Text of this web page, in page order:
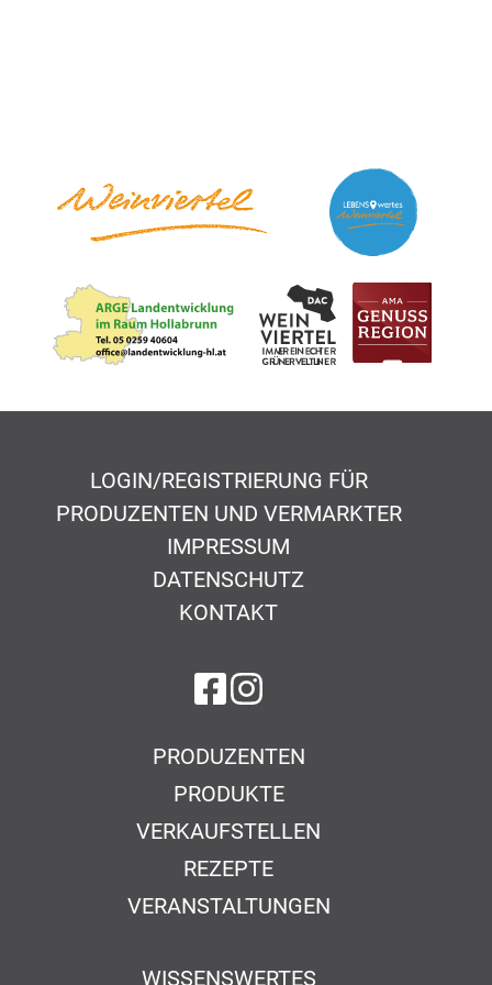
LOGIN/REGISTRIERUNG FÜR
PRODUZENTEN UND VERMARKTER
IMPRESSUM
DATENSCHUTZ
KONTAKT
auf Facebook
auf Instagram
PRODUZENTEN
PRODUKTE
VERKAUFSTELLEN
REZEPTE
VERANSTALTUNGEN
WISSENSWERTES